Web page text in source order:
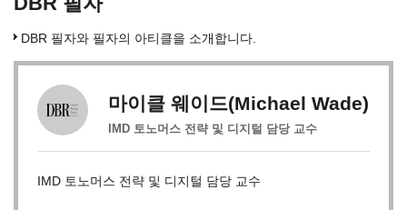
DBR 필자와 필자의 아티클을 소개합니다.
마이클 웨이드(Michael Wade)
IMD 토노머스 전략 및 디지털 담당 교수
IMD 토노머스 전략 및 디지털 담당 교수